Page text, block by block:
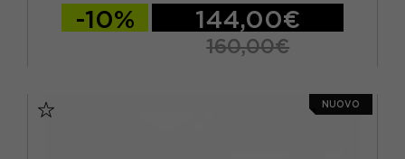
EUR 43 / US 9.5
-10% 144,00€
160,00€
NUOVO